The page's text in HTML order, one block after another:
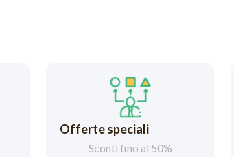
Offerte speciali
Sconti fino al 50%